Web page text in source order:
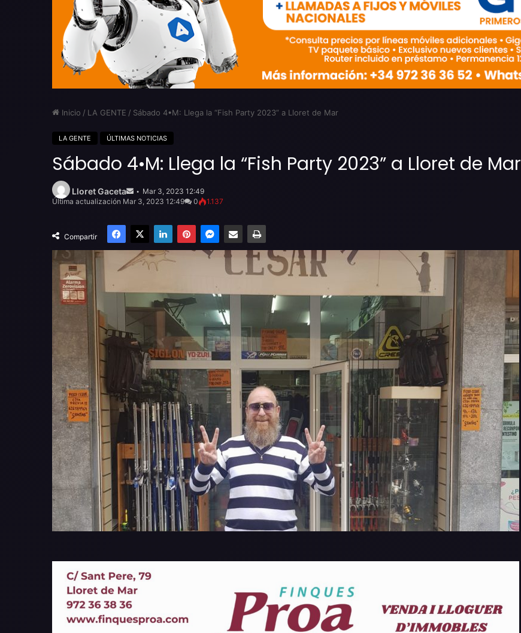
Inicio / LA GENTE / Sábado 4•M: Llega la “Fish Party 2023” a Lloret de Mar
LA GENTE ÚLTIMAS NOTICIAS
Sábado 4•M: Llega la “Fish Party 2023” a Lloret de Mar
Lloret Gaceta
emailMar 3, 2023 12:49
Última actualización Mar 3, 2023 12:49
0 1.137
Compartir
Facebook
X LinkedInPinterestMessenger
Compartir por email Imprimir